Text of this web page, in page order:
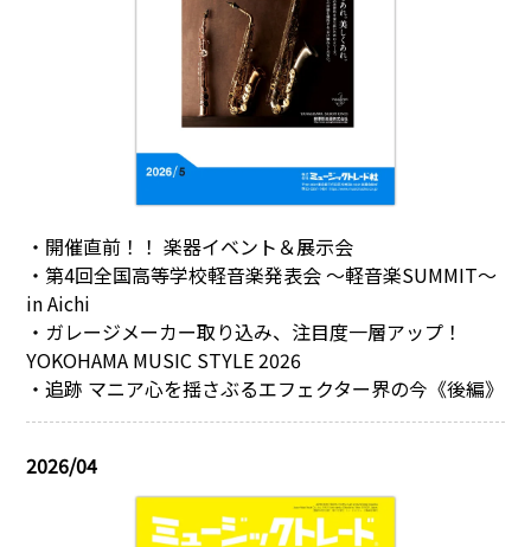
・開催直前！！ 楽器イベント＆展示会
・第4回全国高等学校軽音楽発表会 ～軽音楽SUMMIT～
in Aichi
・ガレージメーカー取り込み、注目度一層アップ！
YOKOHAMA MUSIC STYLE 2026
・追跡 マニア心を揺さぶるエフェクター界の今《後編》
2026/04